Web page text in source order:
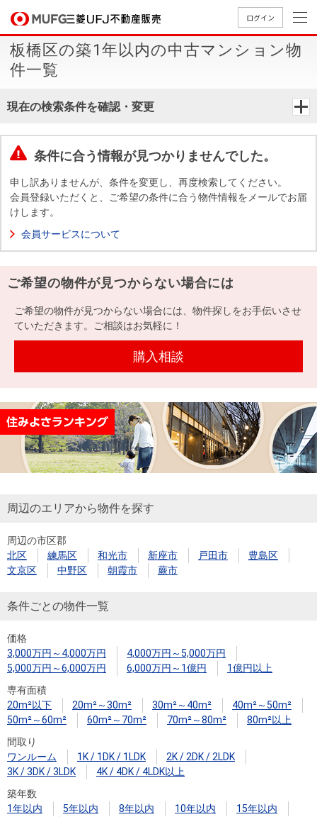
ログイン
買いたいTOP
中古
マン
ンを
探す
築・
一戸
建て
す
用
物
件
を
す
件を
探す
購入向け
サービス
住宅ロー
ンシミュ
住まい1プ
ラス（お
暮らしの
税金の本
（電子ブ
ック）
ド
売りたいTOP
無
料
定
却
談
売却
金額
試算
売却向け
周辺相場
住まい1プ
住まいと
暮らしの
税金の本
売却ガイ
ド
店舗案内TOP
店舗のご
案内（首
案内（名
案内（関
会社情報TOP
ごあいさ
つ
要
Way
経営ビジ
ョン
組織図
役員一
沿革
本社地
図
（電子ブ
ック版）
採用情報TOP
新卒採用
情報
採用情報
買いたい
売りたい
店舗案内
会社情報
採用情報
提携企業にお勤めの方
閉じる
板橋区の築1年以内の中古マンション物
件一覧
現在の検索条件を確認・変更
条件に合う情報が見つかりませんでした。
申し訳ありませんが、条件を変更し、再度検索してください。
会員登録いただくと、ご希望の条件に合う物件情報をメールでお届
けします。
会員サービスについて
ご希望の物件が見つからない場合には
ご希望の物件が見つからない場合には、物件探しをお手伝いさせ
ていただきます。ご相談はお気軽に！
購入相談
周辺のエリアから物件を探す
周辺の市区郡
北区
練馬区 和光市 新座市 戸田市
豊島区
文京区
中野区 朝霞市 蕨市
条件ごとの物件一覧
価格
3,000万円～4,000万円
4,000万円～5,000万円
5,000万円～6,000万円
6,000万円～1億円
1億円以上
専有面積
20m²以下
20m²～30m² 30m²～40m²
40m²～50m²
50m²～60m²
60m²～70m² 70m²～80m²
80m²以上
間取り
ワンルーム
1K / 1DK / 1LDK
2K / 2DK / 2LDK
3K / 3DK / 3LDK
4K / 4DK / 4LDK以上
築年数
1年以内
5年以内 8年以内 10年以内
15年以内